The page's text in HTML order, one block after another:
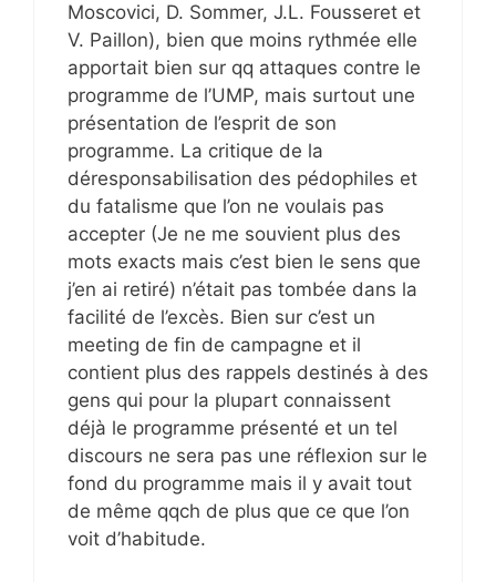
Moscovici, D. Sommer, J.L. Fousseret et
V. Paillon), bien que moins rythmée elle
apportait bien sur qq attaques contre le
programme de l’UMP, mais surtout une
présentation de l’esprit de son
programme. La critique de la
déresponsabilisation des pédophiles et
du fatalisme que l’on ne voulais pas
accepter (Je ne me souvient plus des
mots exacts mais c’est bien le sens que
j’en ai retiré) n’était pas tombée dans la
facilité de l’excès. Bien sur c’est un
meeting de fin de campagne et il
contient plus des rappels destinés à des
gens qui pour la plupart connaissent
déjà le programme présenté et un tel
discours ne sera pas une réflexion sur le
fond du programme mais il y avait tout
de même qqch de plus que ce que l’on
voit d’habitude.